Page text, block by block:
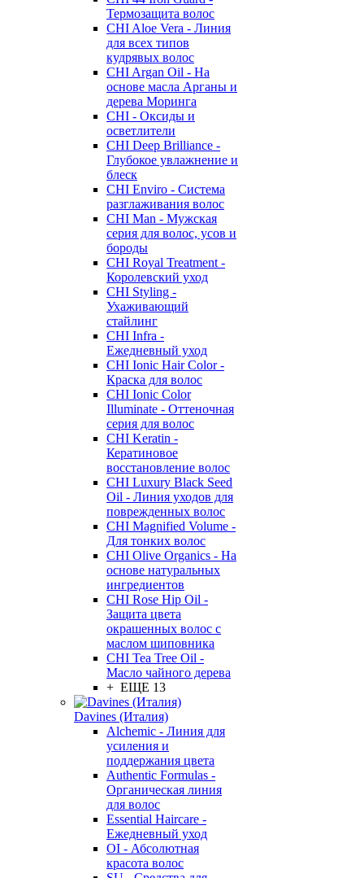
Термозащита волос
CHI Aloe Vera - Линия
для всех типов
кудрявых волос
CHI Argan Oil - На
основе масла Арганы и
дерева Моринга
CHI - Оксиды и
осветлители
CHI Deep Brilliance -
Глубокое увлажнение и
блеск
CHI Enviro - Система
разглаживания волос
CHI Man - Мужская
серия для волос, усов и
бороды
CHI Royal Treatment -
Королевский уход
CHI Styling -
Ухаживающий
стайлинг
CHI Infra -
Ежедневный уход
CHI Ionic Hair Color -
Краска для волос
CHI Ionic Color
Illuminate - Оттеночная
серия для волос
CHI Keratin -
Кератиновое
восстановление волос
CHI Luxury Black Seed
Oil - Линия уходов для
поврежденных волос
CHI Magnified Volume -
Для тонких волос
CHI Olive Organics - На
основе натуральных
ингредиентов
CHI Rose Hip Oil -
Защита цвета
окрашенных волос с
маслом шиповника
CHI Tea Tree Oil -
Масло чайного дерева
+ ЕЩЕ 13
Davines (Италия)
Alchemic - Линия для
усиления и
поддержания цвета
Authentic Formulas -
Органическая линия
для волос
Essential Haircare -
Eжедневный уход
OI - Абсолютная
красота волос